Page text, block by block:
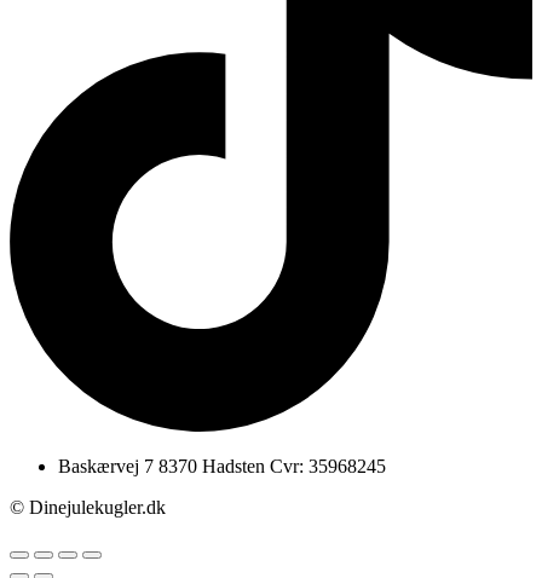
Baskærvej 7 8370 Hadsten Cvr: 35968245
© Dinejulekugler.dk
Scroll
Up